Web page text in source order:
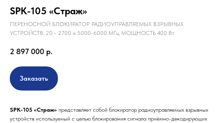
SPK-105 «Страж»
ПЕРЕНОСНОЙ БЛОКИРАТОР РАДИОУПРАВЛЯЕМЫХ ВЗРЫВНЫХ
УСТРОЙСТВ, 20 - 2700 и 5000-6000 МГц, МОЩНОСТЬ 400 Вт
2 897 000 р.
Заказать
SPK-105 «Страж» представляет собой блокиратор радиоуправляемых взрывных
устройств используемый с целью блокирования сигнала приёмно-декодирующих